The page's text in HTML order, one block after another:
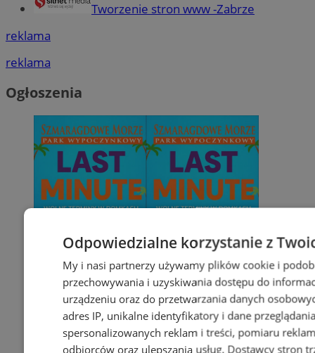
Tworzenie stron www -Zabrze
reklama
reklama
Ogłoszenia
Odpowiedzialne korzystanie z
My i nasi partnerzy używamy plików cookie i
przechowywania i uzyskiwania dostępu do
urządzeniu oraz do przetwarzania danych
adres IP, unikalne identyfikatory i dane
spersonalizowanych reklam i treści, pomiaru
odbiorców oraz ulepszania usług. Dostawcy stron